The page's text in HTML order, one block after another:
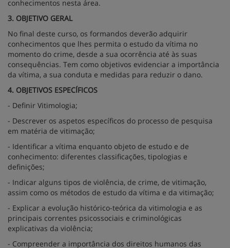
conhecimentos nesta área.
3. OBJETIVO GERAL
No final deste curso, os formandos deverão adquirir
conhecimentos que lhes permita o estudo da vítima no
momento do crime, desde a sua ocorrência até às suas
consequências. Tem como objetivos evidenciar a importância
da vítima, a sua conduta e medidas para reduzir o dano.
4. OBJETIVOS ESPECÍFICOS
- Definir Vitimologia;
- Descrever os aspetos específicos do processo de pesquisa
em matéria de vitimação;
- Identificar a vítima enquanto objeto de estudo e de
conhecimento: diferentes classificações, tipologias e
definições;
- Indicar alguns tipos de violência, de crime, de vitimação,
assim como os métodos de estudo da vítima e da vitimação;
- Explicar a evolução histórico-teórica da vitimologia e as
principais correntes psicossociais e criminológicas
explicativas da violência;
- Compreender a importância dos direitos humanos das